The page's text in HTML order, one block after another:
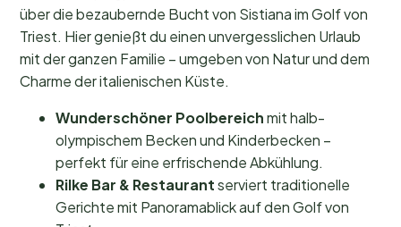
über die bezaubernde Bucht von Sistiana im Golf von
Triest. Hier genießt du einen unvergesslichen Urlaub
mit der ganzen Familie – umgeben von Natur und dem
Charme der italienischen Küste.
Wunderschöner Poolbereichmit halb-
olympischem Becken und Kinderbecken –
perfekt für eine erfrischende Abkühlung.
Rilke Bar & Restaurantserviert traditionelle
Gerichte mit Panoramablick auf den Golf von